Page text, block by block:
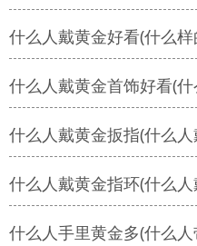
什么人戴黄金好看(什么
什么人戴黄金首饰好看(
什么人戴黄金扳指(什么
什么人戴黄金指环(什么
什么人手里黄金多(什么